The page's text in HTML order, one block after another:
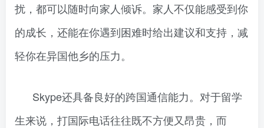
扰，都可以随时向家人倾诉。家人不仅能感受到你
的成长，还能在你遇到困难时给出建议和支持，减
轻你在异国他乡的压力。
Skype还具备良好的跨国通信能力。对于留学
生来说，打国际电话往往既不方便又昂贵，而